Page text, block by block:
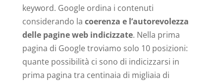
keyword. Google ordina i contenuti
considerando la coerenza e l’autorevolezza
delle pagine web indicizzate. Nella prima
pagina di Google troviamo solo 10 posizioni:
quante possibilità ci sono di indicizzarsi in
prima pagina tra centinaia di migliaia di